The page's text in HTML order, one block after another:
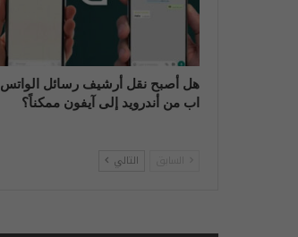
هل أصبح نقل أرشيف رسائل الواتس
اب من أندرويد إلى آيفون ممكناً؟
التالي